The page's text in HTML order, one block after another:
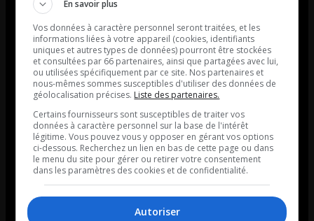
En savoir plus
Vos données à caractère personnel seront traitées, et les
informations liées à votre appareil (cookies, identifiants
uniques et autres types de données) pourront être stockées
et consultées par 66 partenaires, ainsi que partagées avec lui,
ou utilisées spécifiquement par ce site. Nos partenaires et
nous-mêmes sommes susceptibles d'utiliser des données de
géolocalisation précises. Liste des partenaires.
Certains fournisseurs sont susceptibles de traiter vos
données à caractère personnel sur la base de l'intérêt
légitime. Vous pouvez vous y opposer en gérant vos options
ci-dessous. Recherchez un lien en bas de cette page ou dans
le menu du site pour gérer ou retirer votre consentement
dans les paramètres des cookies et de confidentialité.
Autoriser